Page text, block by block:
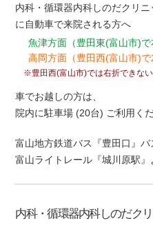
内科・循環器内科しのだクリニ
に自動車で来院される方へ
魚津方面（豊田東(富山市)で
高岡方面（豊田西(富山市)で
※豊田西(富山市)では右折できない
車でお越しの方は、
院内に駐車場 (20台) ご利用くだ
富山地方鉄道バス『豊田口』
富山ライトレール『城川原駅
内科・循環器内科しのだクリ